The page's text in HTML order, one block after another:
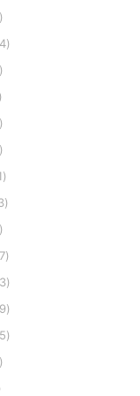
(2)
(24)
(3)
(3)
(8)
(11)
(13)
(2)
(27)
(23)
(59)
(95)
(9)